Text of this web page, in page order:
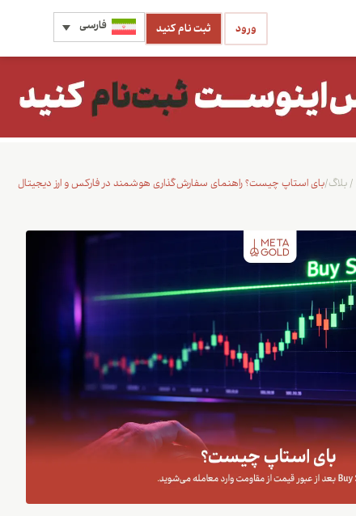
فارسی ثبت نام کنید ورود
بای استاپ چیست؟ راهنمای سفارش‌گذاری هوشمند در فارکس و ارز دیجیتال /بلاگ/